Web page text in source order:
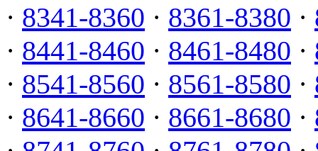
· 8341-8360 · 8361-8380 ·
· 8441-8460 · 8461-8480 ·
· 8541-8560 · 8561-8580 ·
· 8641-8660 · 8661-8680 ·